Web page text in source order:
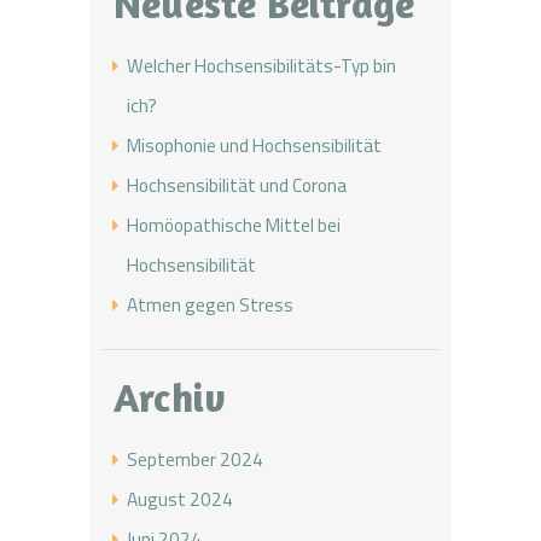
Welcher Hochsensibilitäts-Typ bin
ich?
Misophonie und Hochsensibilität
Hochsensibilität und Corona
Homöopathische Mittel bei
Hochsensibilität
Atmen gegen Stress
Archiv
September 2024
August 2024